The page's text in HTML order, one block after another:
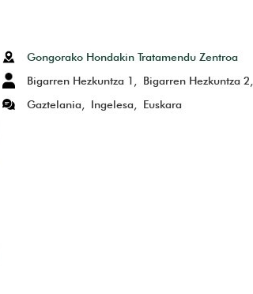
Gongorako Hondakin Tratamendu Zentroa
Bigarren Hezkuntza 1
Bigarren Hezkuntza 2
Gaztelania
Ingelesa Euskara